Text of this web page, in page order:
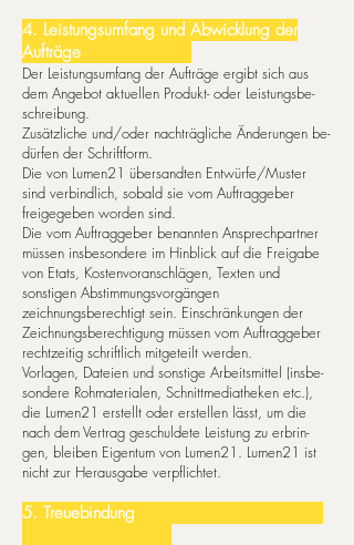
4. Leis­tungs­um­fang und Ab­wick­lung der
Aufträge
Der Leis­tungs­um­fang der Auf­trä­ge er­gibt sich aus
dem Angebot ak­tu­el­len Pro­dukt- oder Leis­tungs­be­
schrei­bung.
Zu­sätz­li­che und/oder nach­träg­li­che Än­de­run­gen be­
dür­fen der Schrift­form.
Die von Lumen21 über­sand­ten Entwürfe/Muster
sind ver­bind­lich, sobald sie vom Auf­trag­ge­ber
freigegeben worden sind.
Die vom Auftraggeber benannten Ansprechpartner
müssen insbesondere im Hinblick auf die Freigabe
von Etats, Kostenvoranschlägen, Texten und
sonstigen Abstimmungsvorgängen
zeichnungsberechtigt sein. Einschränkungen der
Zeichnungsberechtigung müssen vom Auftraggeber
rechtzeitig schriftlich mitgeteilt werden.
Vor­la­gen, Da­tei­en und sons­ti­ge Ar­beits­mit­tel (ins­be­
son­dere Rohmaterialen, Schnittmediatheken etc.),
die Lumen21 er­stellt oder er­stel­len lässt, um die
nach dem Ver­trag ge­schul­de­te Leis­tung zu er­brin­
gen, blei­ben Ei­gen­tum von Lumen21. Lumen21 ist
nicht zur He­raus­ga­be ver­pflich­tet.
5. Treueb­in­dung